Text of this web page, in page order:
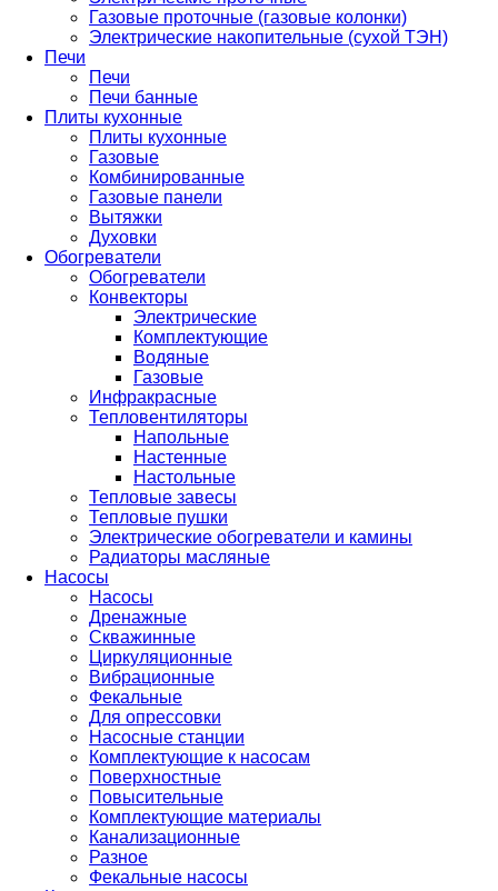
Газовые проточные (газовые колонки)
Электрические накопительные (сухой ТЭН)
Печи
Печи
Печи банные
Плиты кухонные
Плиты кухонные
Газовые
Комбинированные
Газовые панели
Вытяжки
Духовки
Обогреватели
Обогреватели
Конвекторы
Электрические
Комплектующие
Водяные
Газовые
Инфракрасные
Тепловентиляторы
Напольные
Настенные
Настольные
Тепловые завесы
Тепловые пушки
Электрические обогреватели и камины
Радиаторы масляные
Насосы
Насосы
Дренажные
Скважинные
Циркуляционные
Вибрационные
Фекальные
Для опрессовки
Насосные станции
Комплектующие к насосам
Поверхностные
Повысительные
Комплектующие материалы
Канализационные
Разное
Фекальные насосы